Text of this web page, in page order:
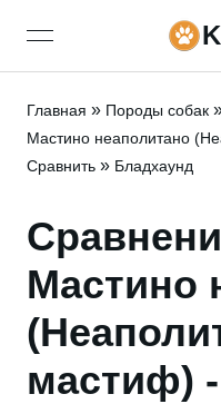
open navigation menu
Главная » Породы собак
Мастино неаполитано
Сравнить » Бладхаунд
Мастино
мастиф)